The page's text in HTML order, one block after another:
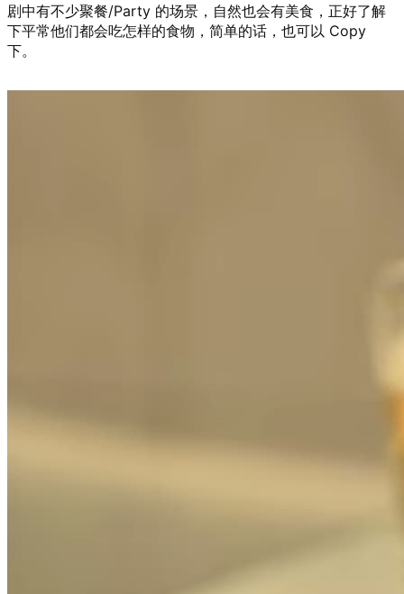
剧中有不少聚餐/Party 的场景，自然也会有美食，正好了解
下平常他们都会吃怎样的食物，简单的话，也可以 Copy
下。